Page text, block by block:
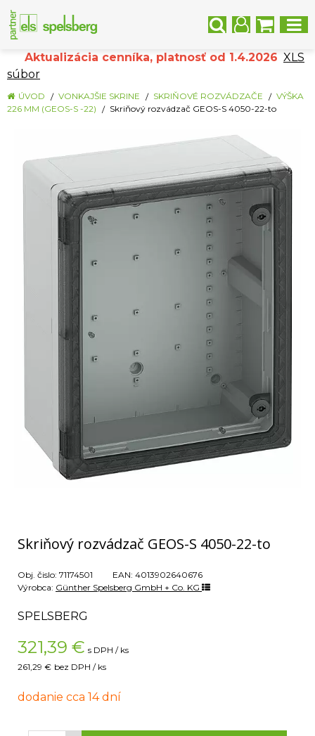
Aktualizácia cenníka, platnosť od 1.4.2026 XLS
súbor
ÚVOD VONKAJŠIE SKRINE SKRIŇOVÉ ROZVÁDZAČE
VÝŠKA
226 MM (GEOS-S -22)
Skriňový rozvádzač GEOS-S 4050-22-to
Skriňový rozvádzač GEOS-S 4050-22-to
Obj. čislo: 71174501 EAN: 4013902640676
Výrobca: Günther Spelsberg GmbH + Co. KG
SPELSBERG
321,39 € s DPH / ks
261,29 € bez DPH / ks
dodanie cca 14 dní